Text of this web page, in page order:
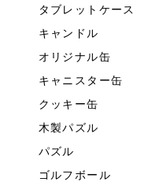
タブレットケース
キャンドル
オリジナル缶
キャニスター缶
クッキー缶
木製パズル
パズル
ゴルフボール